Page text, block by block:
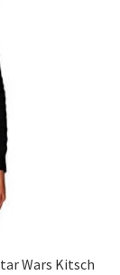
Wars Kitsch